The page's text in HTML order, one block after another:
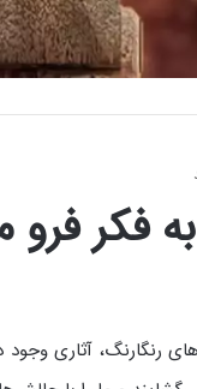
رنگارنگ، آثاری